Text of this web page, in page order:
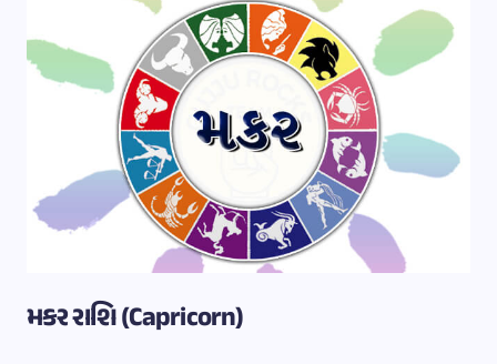
મકર રાશિ (Capricorn)